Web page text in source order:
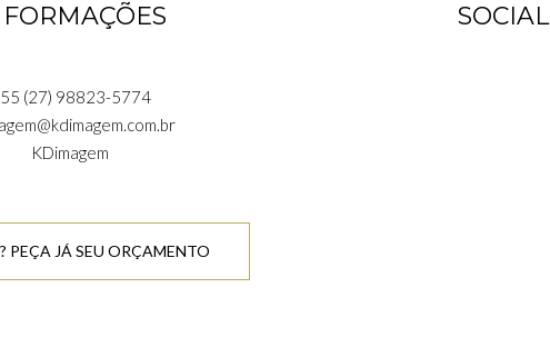
(27) 98823-5774
KDimagem
PEÇA JÁ SEU ORÇAMENTO
SOCIAL